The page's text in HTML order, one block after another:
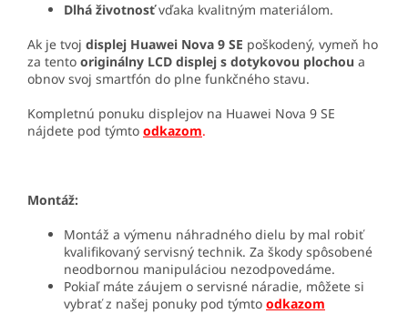
Dlhá životnosťvďaka kvalitným materiálom.
Ak je tvoj displej Huawei Nova 9 SE poškodený, vymeň ho
za tento originálny LCD displej s dotykovou plochou a
obnov svoj smartfón do plne funkčného stavu.
Kompletnú ponuku displejov na Huawei Nova 9 SE
nájdete pod týmto odkazom.
Montáž:
Montáž a výmenu náhradného dielu by mal robiť
kvalifikovaný servisný technik. Za škody spôsobené
neodbornou manipuláciou nezodpovedáme.
Pokiaľ máte záujem o servisné náradie, môžete si
vybrať z našej ponuky pod týmto odkazom